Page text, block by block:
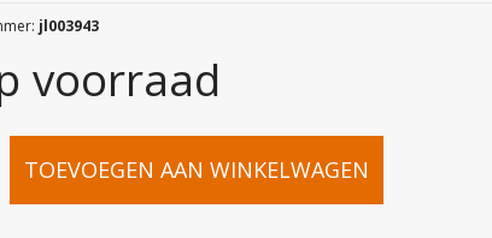
jl003943
voorraad
TOEVOEGEN AAN WINKELWAGEN